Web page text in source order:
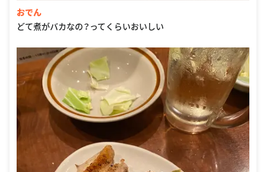
おでん
どて煮がバカなの？ってくらいおいしい